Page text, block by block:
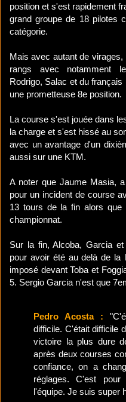
position et s'est rapidement
grand groupe de 18 pilotes
catégorie.
Mais avec autant de
rangs avec notamment
Rodrigo, Salac et du
une prometteuse 8e position.
La course s'est jouée dans
la charge et s'est hissé au
avec un avantage d'un
aussi sur une KTM.
A noter que Jaume Masia,
pour un incident de course
13 tours de la fin alors que
championnat.
Sur la fin, Alcoba, Garcia
pour avoir été au delà de la
imposé devant Toba et
5. Sergio Garcia n'est que
Pedro Acosta :
difficile. C'était difficile
victoire la plus dure
après deux courses
confiance, on a
réglages. C'est
l'équipe. Je suis super